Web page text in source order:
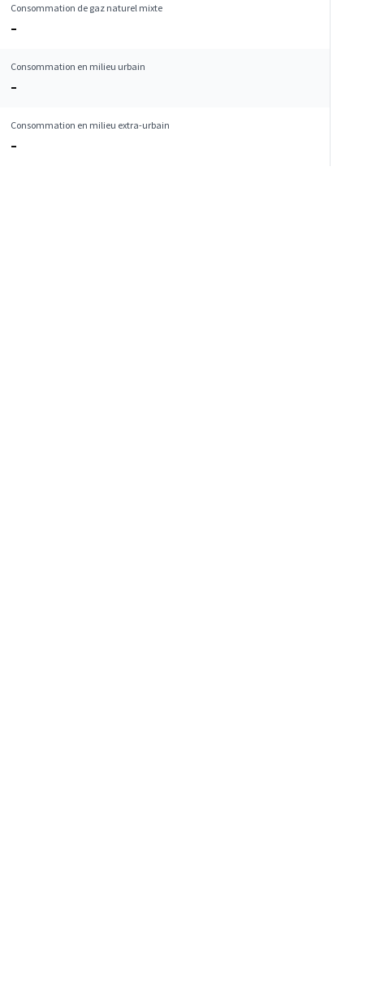
Consommation de gaz naturel mixte
–
Consommation en milieu urbain
–
Consommation en milieu extra-urbain
–